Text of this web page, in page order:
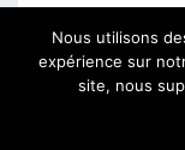
Nous utilisons
expérience sur
site, nous